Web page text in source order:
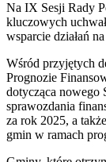
Na IX Sesji Rady
kluczowych
wsparcie działań
Wśród przyjętych
Prognozie
dotycząca nowego
sprawozdania
za rok 2025, a
gmin w ramach